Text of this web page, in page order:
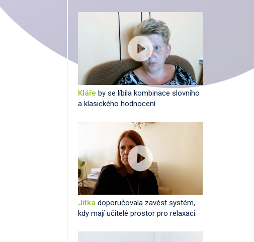
Kláře by se líbila kombinace slovního
a klasického hodnocení.
Jitka doporučovala zavést systém,
kdy mají učitelé prostor pro relaxaci.